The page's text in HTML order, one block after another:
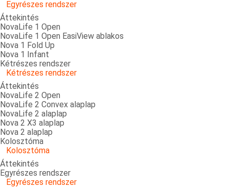
Egyrészes rendszer
Áttekintés
NovaLife 1 Open
NovaLife 1 Open EasiView ablakos
Nova 1 Fold Up
Nova 1 Infant
Kétrészes rendszer
Kétrészes rendszer
Áttekintés
NovaLife 2 Open
NovaLife 2 Convex alaplap
NovaLife 2 alaplap
Nova 2 X3 alaplap
Nova 2 alaplap
Kolosztóma
Kolosztóma
Áttekintés
Egyrészes rendszer
Egyrészes rendszer